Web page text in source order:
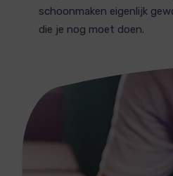
schoonmaken eigenlijk
die je nog moet doen.